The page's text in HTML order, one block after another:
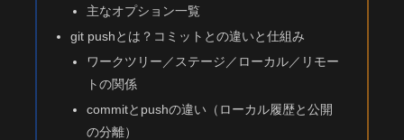
主なオプション一覧
git pushとは？コミットとの違いと仕組み
ワークツリー／ステージ／ローカル／リモー
トの関係
commitとpushの違い（ローカル履歴と公開
の分離）